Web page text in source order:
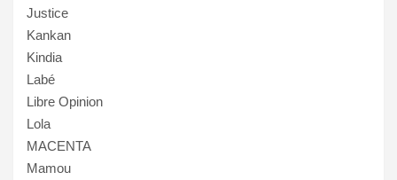
Justice
Kankan
Kindia
Labé
Libre Opinion
Lola
MACENTA
Mamou